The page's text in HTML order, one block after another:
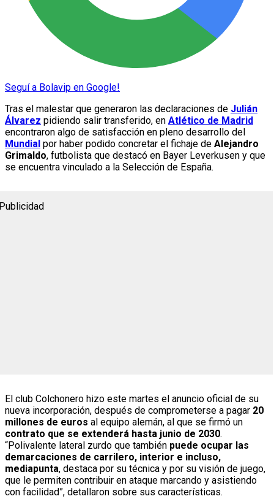
Seguí a Bolavip en Google!
Tras el malestar que generaron las declaraciones de Julián
Álvarez pidiendo salir transferido, en Atlético de Madrid
encontraron algo de satisfacción en pleno desarrollo del
Mundial por haber podido concretar el fichaje de Alejandro
Grimaldo, futbolista que destacó en Bayer Leverkusen y que
se encuentra vinculado a la Selección de España.
El club Colchonero hizo este martes el anuncio oficial de su
nueva incorporación, después de comprometerse a pagar 20
millones de euros al equipo alemán, al que se firmó un
contrato que se extenderá hasta junio de 2030.
“Polivalente lateral zurdo que también puede ocupar las
demarcaciones de carrilero, interior e incluso,
mediapunta, destaca por su técnica y por su visión de juego,
que le permiten contribuir en ataque marcando y asistiendo
con facilidad”, detallaron sobre sus características.